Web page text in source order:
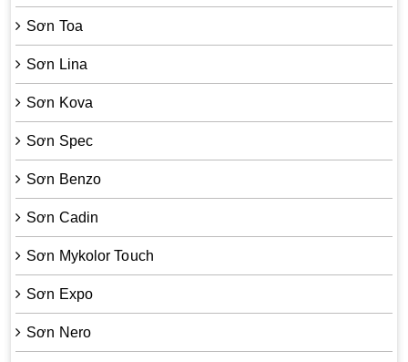
Sơn Toa
Sơn Lina
Sơn Kova
Sơn Spec
Sơn Benzo
Sơn Cadin
Sơn Mykolor Touch
Sơn Expo
Sơn Nero